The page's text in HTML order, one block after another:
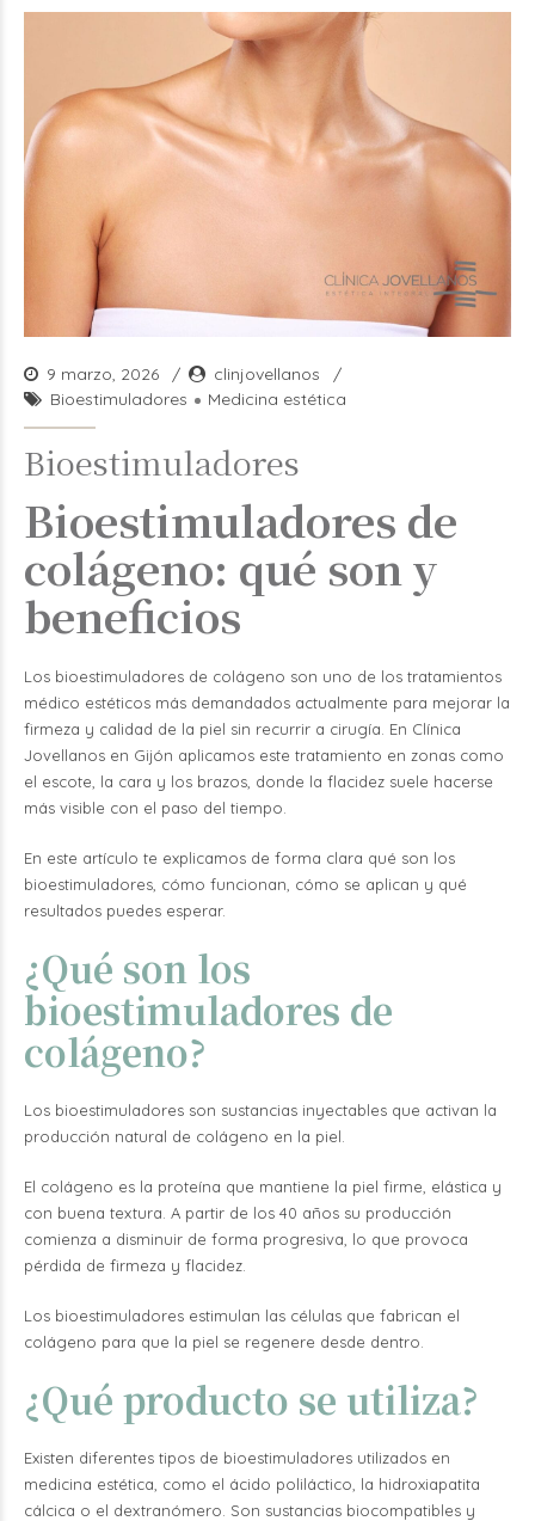
9 marzo, 2026
clinjovellanos
Bioestimuladores
Medicina estética
Bioestimuladores
Bioestimuladores de
colágeno: qué son y
beneficios
Los bioestimuladores de colágeno son uno de los tratamientos
médico estéticos más demandados actualmente para mejorar la
firmeza y calidad de la piel sin recurrir a cirugía. En Clínica
Jovellanos en Gijón aplicamos este tratamiento en zonas como
el escote, la cara y los brazos, donde la flacidez suele hacerse
más visible con el paso del tiempo.
En este artículo te explicamos de forma clara qué son los
bioestimuladores, cómo funcionan, cómo se aplican y qué
resultados puedes esperar.
¿Qué son los
bioestimuladores de
colágeno?
Los bioestimuladores son sustancias inyectables que activan la
producción natural de colágeno en la piel.
El colágeno es la proteína que mantiene la piel firme, elástica y
con buena textura. A partir de los 40 años su producción
comienza a disminuir de forma progresiva, lo que provoca
pérdida de firmeza y flacidez.
Los bioestimuladores estimulan las células que fabrican el
colágeno para que la piel se regenere desde dentro.
¿Qué producto se utiliza?
Existen diferentes tipos de bioestimuladores utilizados en
medicina estética, como el ácido poliláctico, la hidroxiapatita
cálcica o el dextranómero. Son sustancias biocompatibles y